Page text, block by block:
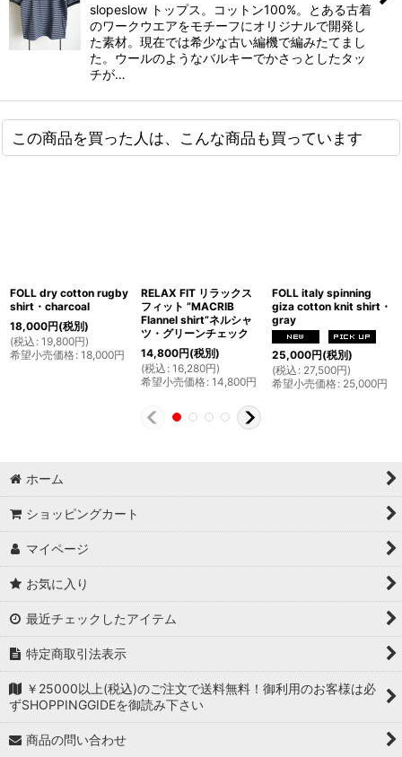
slopeslow トップス。コットン100%。とある古着
のワークウエアをモチーフにオリジナルで開発し
た素材。現在では希少な古い編機で編みたてまし
た。ウールのようなバルキーでかさっとしたタッ
チが…
この商品を買った人は、こんな商品も買っています
FOLL dry cotton rugby
shirt・charcoal
18,000円(税別)
(税込 : 19,800円)
希望小売価格: 18,000円
RELAX FIT リラックス
フィット ”MACRIB
Flannel shirt”ネルシャ
ツ・グリーンチェック
14,800円(税別)
(税込 : 16,280円)
希望小売価格: 14,800円
FOLL italy spinning
giza cotton knit shirt・
gray
25,000円(税別)
(税込 : 27,500円)
希望小売価格: 25,000円
ホーム
ショッピングカート
マイページ
お気に入り
最近チェックしたアイテム
特定商取引法表示
￥25000以上(税込)のご注文で送料無料！御利用のお客様は必
ずSHOPPINGGIDEを御読み下さい
商品の問い合わせ